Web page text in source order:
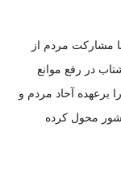
مشارکت مردم از
در رفع موانع
برعهده آحاد مردم و
محول کرده